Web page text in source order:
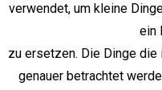
verwendet, um kleine
ein
zu ersetzen. Die Dinge die
genauer betrachtet